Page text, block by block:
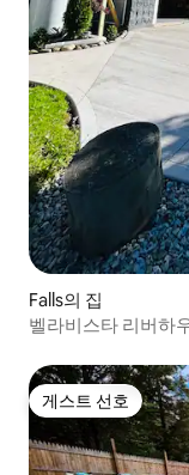
Falls의 집
벨라비스타 리버하
게스트 선호
게스트 선호